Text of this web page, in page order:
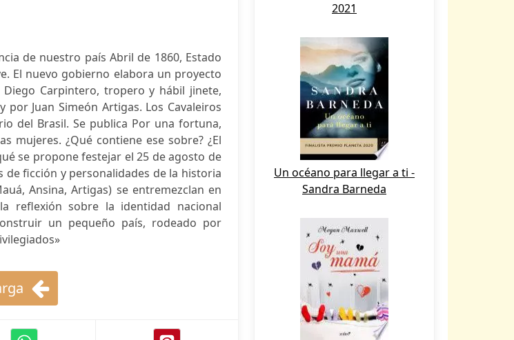
de nuestro país Abril de 1860, Estado
El nuevo gobierno elabora un proyecto
Carpintero, tropero y hábil jinete,
Juan Simeón Artigas. Los Cavaleiros
del Brasil. Se publica Por una fortuna,
mujeres. ¿Qué contiene ese sobre? ¿El
se propone festejar el 25 de agosto de
de ficción y personalidades de la historia
Ansina, Artigas) se entremezclan en
reflexión sobre la identidad nacional
un pequeño país, rodeado por
2021
Un océano para llegar a ti -
Sandra Barneda